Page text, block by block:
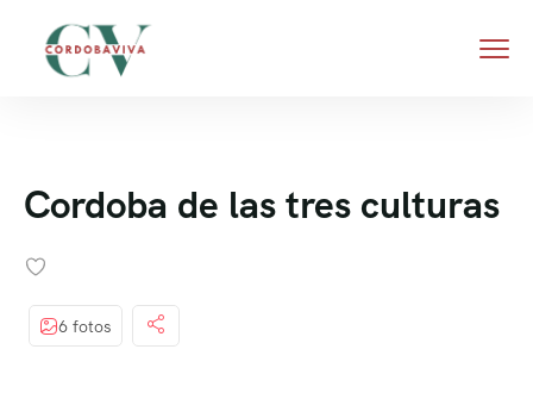
Cordoba de las tres culturas
6 fotos